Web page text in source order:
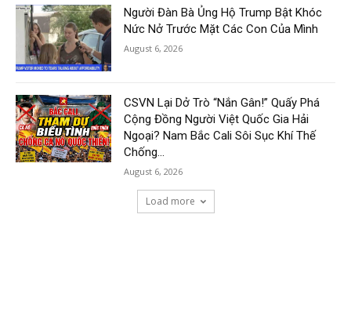
Người Đàn Bà Ủng Hộ Trump Bật Khóc
Nức Nở Trước Mặt Các Con Của Mình
August 6, 2026
CSVN Lại Dở Trò “Nắn Gân!” Quấy Phá
Cộng Đồng Người Việt Quốc Gia Hải
Ngoại? Nam Bắc Cali Sôi Sục Khí Thế
Chống...
August 6, 2026
Load more